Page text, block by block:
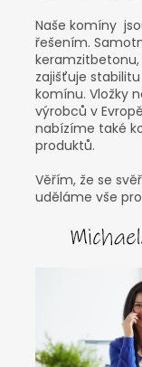
Naše komíny
řešením.
zajišťuje
komínu. Vložky
výrobců v
nabízíme také
produktů.
Věřím, že se
uděláme vše